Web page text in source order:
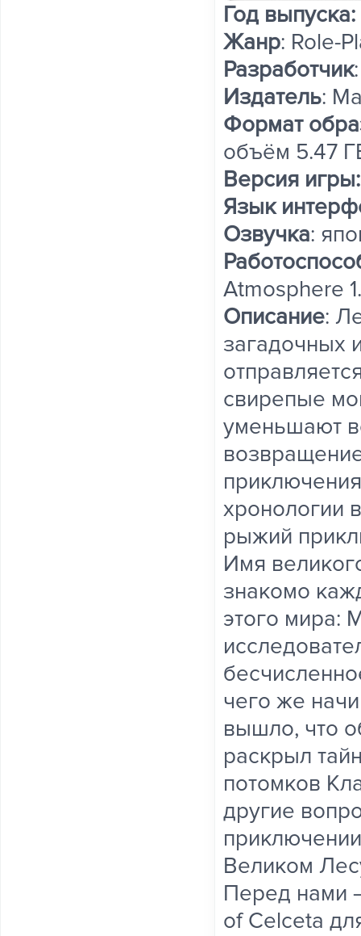
Год выпуска:
Жанр: Role-
Разработчик
Издатель:
Формат
объём 5.47
Версия игры:
Язык
Озвучка:
Atmosphere
Описание:
загадочных
свирепые
уменьшают
хронологии
рыжий
Имя
знакомо
этого мира:
чего же
вышло, что
раскрыл
потомков
другие
Великом
Перед нами
of Celceta